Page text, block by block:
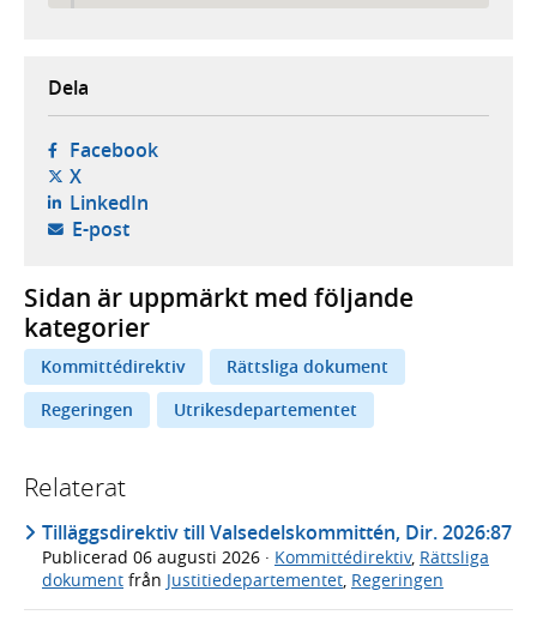
Dela
Facebook- öppnas i ny flik, extern webbplats,
X- öppnas i ny flik, extern webbplats,
LinkedIn- öppnas i ny flik, extern webbplats,
E-post- öppnar din e-postklient,
Sidan är uppmärkt med följande
kategorier
Kommittédirektiv
Rättsliga dokument
Regeringen
Utrikesdepartementet
Relaterat
Tilläggsdirektiv till Valsedelskommittén, Dir. 2026:87
Publicerad 06 augusti 2026 · Kommittédirektiv, Rättsliga
dokument från Justitiedepartementet, Regeringen